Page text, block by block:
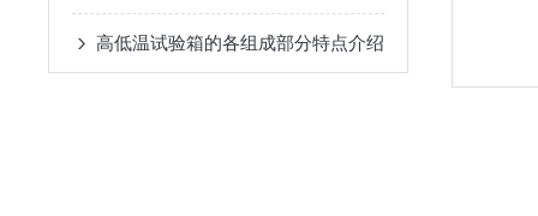
高低温试验箱的各组成部分特点介绍